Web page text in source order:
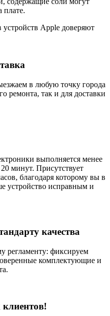
плате.
устройств Apple доверяют
в любую точку города
ремонта, так и для доставки
выполняется менее
минут. Присутствует
благодаря которому вы в
устройство исправным и
качества
регламенту: фиксируем
комплектующие и